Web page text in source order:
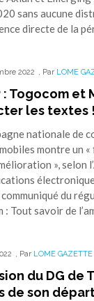
sans aucune
directe de la
2022 , Par LOME
: Togocom
les textes !
nationale de
montre un
», selon
du
: Tout savoir de
, Par LOME GAZETTE
du DG de
de son